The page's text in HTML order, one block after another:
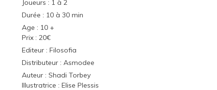
Joueurs : 1 à 2
Durée : 10 à 30 min
Age : 10 +
Prix : 20€
Editeur : Filosofia
Distributeur : Asmodee
Auteur : Shadi Torbey
Illustratrice : Elise Plessis